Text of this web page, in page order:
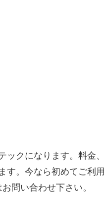
クになります。料金、
す。今なら初めてご利用
問い合わせ下さい。